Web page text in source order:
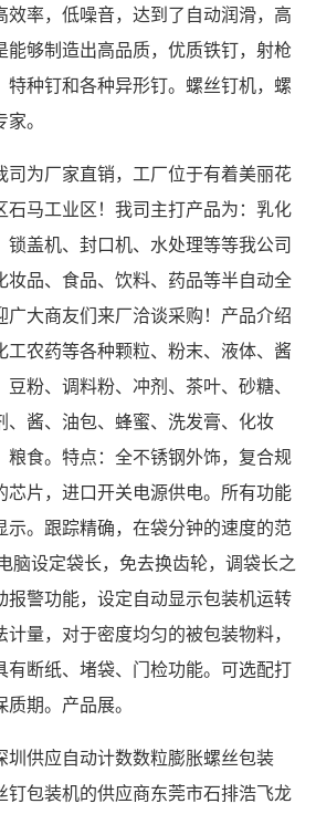
效率，低噪音，达到了自动润滑，高
能够制造出高品质，优质铁钉，射枪
特种钉和各种异形钉。螺丝钉机，螺
。
司为厂家直销，工厂位于有着美丽花
石马工业区！我司主打产品为：乳化
锁盖机、封口机、水处理等等我公司
妆品、食品、饮料、药品等半自动全
广大商友们来厂洽谈采购！产品介绍
工农药等各种颗粒、粉末、液体、酱
粉、调料粉、冲剂、茶叶、砂糖、
、酱、油包、蜂蜜、洗发膏、化妆
粮食。特点：全不锈钢外饰，复合规
芯片，进口开关电源供电。所有功能
示。跟踪精确，在袋分钟的速度的范
脑设定袋长，免去换齿轮，调袋长之
报警功能，设定自动显示包装机运转
量，对于密度均匀的被包装物料，
有断纸、堵袋、门检功能。可选配打
期。产品展。
圳供应自动计数数粒膨胀螺丝包装
钉包装机的供应商东莞市石排浩飞龙